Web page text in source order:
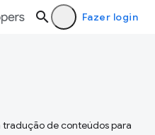
Fazer login
de conteúdos para